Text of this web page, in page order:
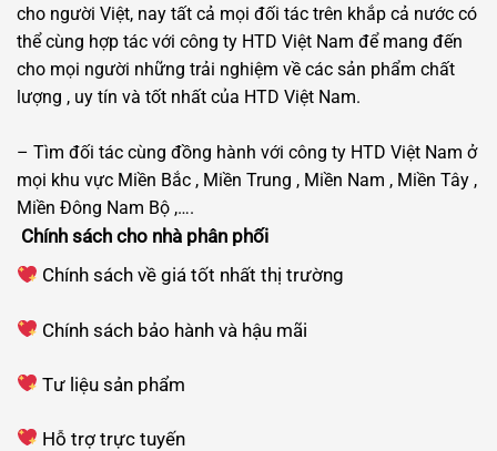
cho người Việt, nay tất cả mọi đối tác trên khắp cả nước có
thể cùng hợp tác với công ty HTD Việt Nam để mang đến
cho mọi người những trải nghiệm về các sản phẩm chất
lượng , uy tín và tốt nhất của HTD Việt Nam.
– Tìm đối tác cùng đồng hành với công ty HTD Việt Nam ở
mọi khu vực Miền Bắc , Miền Trung , Miền Nam , Miền Tây ,
Miền Đông Nam Bộ ,….
Chính sách cho nhà phân phối
Chính sách về giá tốt nhất thị trường
Chính sách bảo hành và hậu mãi
Tư liệu sản phẩm
Hỗ trợ trực tuyến